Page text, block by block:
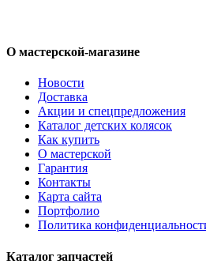
О мастерской-магазине
Новости
Доставка
Акции и спецпредложения
Каталог детских колясок
Как купить
О мастерской
Гарантия
Контакты
Карта сайта
Портфолио
Политика
Каталог запчастей